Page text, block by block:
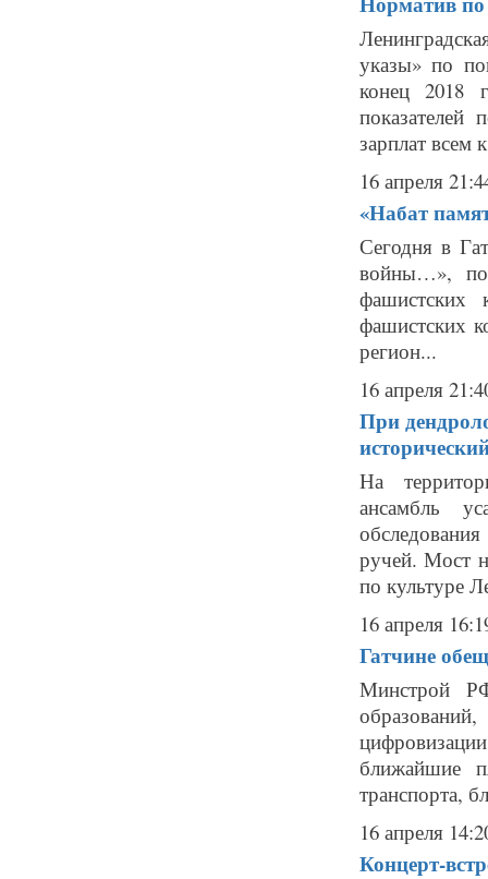
указы» по
конец 2018
зарплат всем
16 апреля
«Набат
Сегодня в
войны…»,
фашистских
фашистских
регион...
16 апреля
При
На
ансамбль
ручей. Мост
по культуре
16 апреля
Гатчине
Минстрой
ближайшие
транспорта,
16 апреля
Концерт-